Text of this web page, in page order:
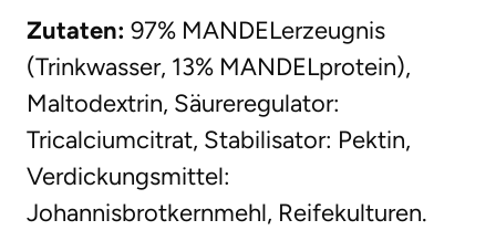
Zutaten: 97% MANDELerzeugnis
(Trinkwasser, 13% MANDELprotein),
Maltodextrin, Säureregulator:
Tricalciumcitrat, Stabilisator: Pektin,
Verdickungsmittel:
Johannisbrotkernmehl, Reifekulturen.